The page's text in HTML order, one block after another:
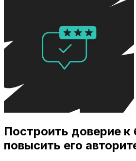
Построить доверие к
повысить его